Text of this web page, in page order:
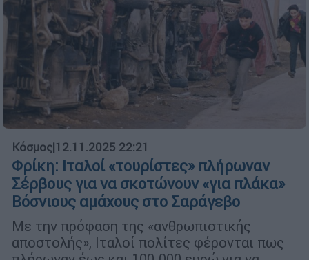
Κόσμος|12.11.2025 22:21
Φρίκη: Ιταλοί «τουρίστες» πλήρωναν
Σέρβους για να σκοτώνουν «για πλάκα»
Βόσνιους αμάχους στο Σαράγεβο
Με την πρόφαση της «ανθρωπιστικής
αποστολής», Ιταλοί πολίτες φέρονται πως